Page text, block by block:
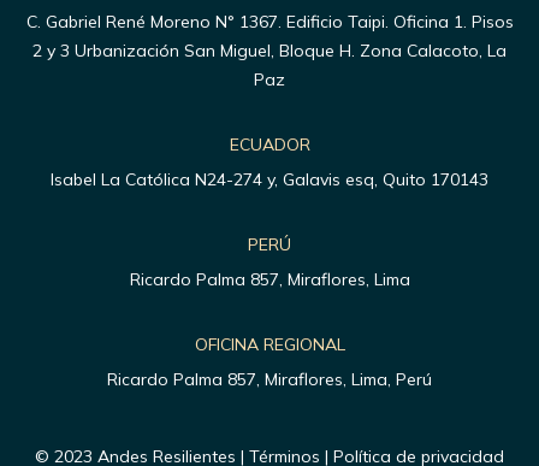
C. Gabriel René Moreno N° 1367. Edificio Taipi. Oficina 1. Pisos
2 y 3 Urbanización San Miguel, Bloque H. Zona Calacoto, La
Paz
ECUADOR
Isabel La Católica N24-274 y, Galavis esq, Quito 170143
PERÚ
Ricardo Palma 857, Miraflores, Lima
OFICINA REGIONAL
Ricardo Palma 857, Miraflores, Lima, Perú
© 2023 Andes Resilientes | Términos | Política de privacidad